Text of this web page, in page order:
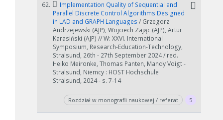
62.
Implementation Quality of Sequential and
Parallel Discrete Control Algorithms Designed
in LAD and GRAPH Languages / Grzegorz
Andrzejewski (AJP), Wojciech Zając (AJP), Artur
Karasiński (AJP) // W: XXVI. International
Symposium, Research-Education-Technology,
Stralsund, 26th - 27th September 2024 / red.
Heiko Meironke, Thomas Panten, Mandy Voigt -
Stralsund, Niemcy : HOST Hochschule
Stralsund, 2024 - s. 7-14
Rozdział w monografii naukowej / referat 5